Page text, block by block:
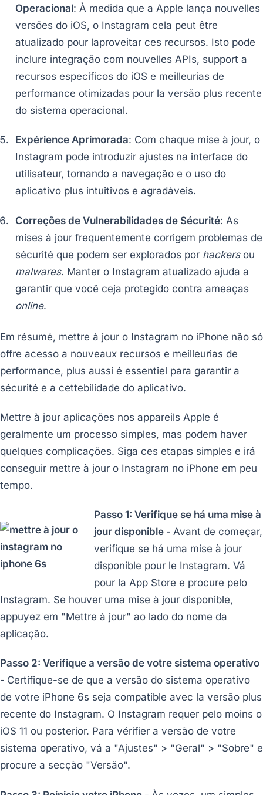
Operacional: À medida que a Apple lança nouvelles
versões do iOS, o Instagram cela peut être
atualizado pour laproveitar ces recursos. Isto pode
inclure integração com nouvelles APIs, support a
recursos específicos do iOS e meilleurias de
performance otimizadas pour la versão plus recente
do sistema operacional.
Expérience Aprimorada: Com chaque mise à jour, o
Instagram pode introduzir ajustes na interface do
utilisateur, tornando a navegação e o uso do
aplicativo plus intuitivos e agradáveis.
Correções de Vulnerabilidades de Sécurité: As
mises à jour frequentemente corrigem problemas de
sécurité que podem ser explorados por hackersou
malwares. Manter o Instagram atualizado ajuda a
garantir que você ceja protegido contra ameaças
online.
Em résumé, mettre à jour o Instagram no iPhone não só
offre acesso a nouveaux recursos e meilleurias de
performance, plus aussi é essentiel para garantir a
sécurité e a cettebilidade do aplicativo.
Mettre à jour aplicações nos appareils Apple é
geralmente um processo simples, mas podem haver
quelques complicações. Siga ces etapas simples e irá
conseguir mettre à jour o Instagram no iPhone em peu
tempo.
Passo 1: Verifique se há uma mise à
jour disponible - Avant de começar,
verifique se há uma mise à jour
disponible pour le Instagram. Vá
pour la App Store e procure pelo
Instagram. Se houver uma mise à jour disponible,
appuyez em "Mettre à jour" ao lado do nome da
aplicação.
Passo 2: Verifique a versão de votre sistema operativo
- Certifique-se de que a versão do sistema operativo
de votre iPhone 6s seja compatible avec la versão plus
recente do Instagram. O Instagram requer pelo moins o
iOS 11 ou posterior. Para vérifier a versão de votre
sistema operativo, vá a "Ajustes" > "Geral" > "Sobre" e
procure a secção "Versão".